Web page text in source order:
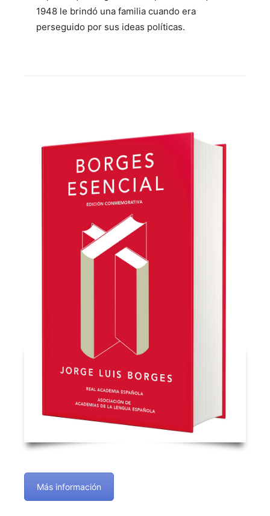
1948 le brindó una familia cuando era
perseguido por sus ideas políticas.
Más información